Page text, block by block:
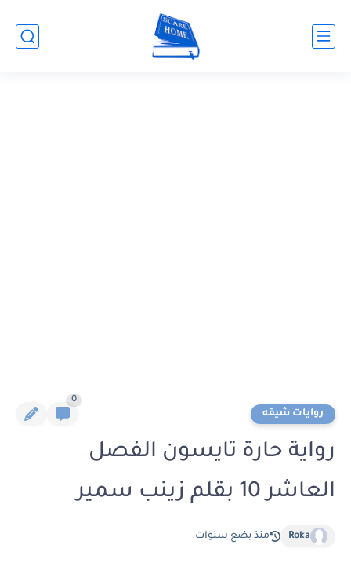
روايات شيقه
0
رواية حارة تايسون الفصل
العاشر 10 بقلم زينب سمير
Roka منذ بضع سنوات